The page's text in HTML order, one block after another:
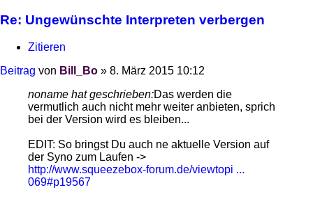
Re: Ungewünschte Interpreten verbergen
Zitieren
Beitrag von Bill_Bo » 8. März 2015 10:12
noname hat geschrieben:Das werden die
vermutlich auch nicht mehr weiter anbieten, sprich
bei der Version wird es bleiben...
EDIT: So bringst Du auch ne aktuelle Version auf
der Syno zum Laufen ->
http://www.squeezebox-forum.de/viewtopi ...
069#p19567